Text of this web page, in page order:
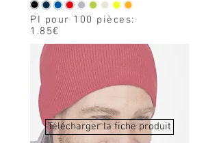
PI pour 100 pièces:
1.85€
Télécharger la fiche produit